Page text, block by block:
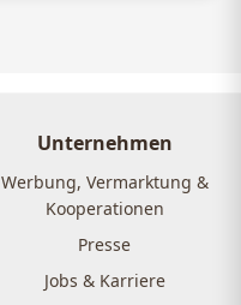
Unternehmen
Werbung, Vermarktung &
Kooperationen
Presse
Jobs & Karriere